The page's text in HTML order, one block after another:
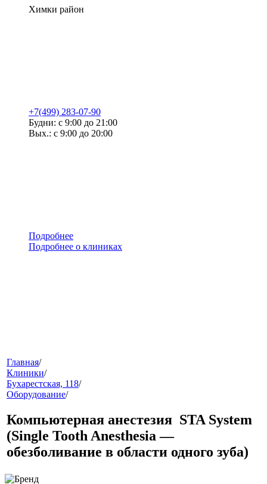
Химки район
+7(499) 283-07-90
Будни: с 9:00 до 21:00
Вых.: с 9:00 до 20:00
Подробнее
Подробнее о клиниках
меню
звонок
Главная/
Клиники/
Бухарестская, 118/
Оборудование/
Компьютерная анестезия STA System
(Single Tooth Anesthesia —
обезболивание в области одного зуба)